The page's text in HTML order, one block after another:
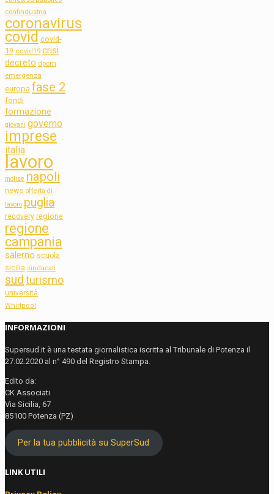
confindustria
coronavirus
covid covid-
19 covid19 crisi
decreto dpcm
emergenza
europa fase 2
fondi
formazione
giovani governo
imprese
italia
lavoro
molise napoli
news offerta di
lavoro puglia
recovery regione
regione
campania
salerno scuola
sicilia sindacati
sudturismo
università
Whirlpool
INFORMAZIONI
Supersud.it è una testata giornalistica iscritta al Tribunale di Potenza il
27.02.2020 al n° 490 del Registro Stampa.
Edito da:
CK Associati
Via Sicilia, 67
85100 Potenza (PZ)
Per la tua pubblicità su SuperSud
LINK UTILI